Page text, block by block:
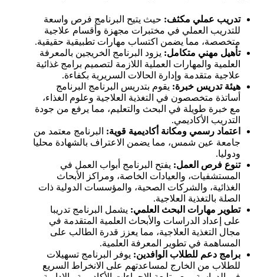
تدريب عملي مكثف: حيث يتيح البرنامج فرص واسعة
للتدريب العملي في مختبرات مجهزة وأقسام علاجية
متخصصة، مما يضمن اكتساب مهارات تطبيقية حقيقية.
تأهيل مهني متكامل: يزود البرنامج الخريجين بالمعرفة
العلمية والمهارات العملية اللازمة لتصميم برامج غذائية
علاجية متقدمة وإدارة الحالات السريرية بكفاءة.
هيئة تدريس خبرة: يقوم بتدريس البرنامج البرنامج
أساتذة متخصصون في التغذية العلاجية وعلوم الغذاء،
مع خبرة طويلة في البحث والتعليم، مما يرفع من جودة
التدريب الأكاديمي.
اعتماد رسمي ومكانة أكاديمية قوية: البرنامج معتمد من
جامعة عين شمس، مما يضمن الاعتراف بالشهادة محليا
ودوليا.
تنوع فرص العمل: يفتح البرنامج أبواب العمل في
المستشفيات، والعيادات الخاصة، ومراكز الأبحاث
الغذائية، والشركات الصحية، والمؤسسات الدولية ذات
الصلة بالتغذية العلاجية.
تطوير مهارات البحث العلمي: يشمل البرنامج تدريبا
على إعداد الدراسات والأبحاث العلمية المتقدمة في
مجال التغذية العلاجية، مما يعزز قدرة الطالب على
المساهمة في تطوير المعرفة العلمية.
برامج دعم للطلاب الوافدين: يوفر البرنامج تسهيلات
للطلاب من الخارج لمساعدتهم على الانخراط السريع